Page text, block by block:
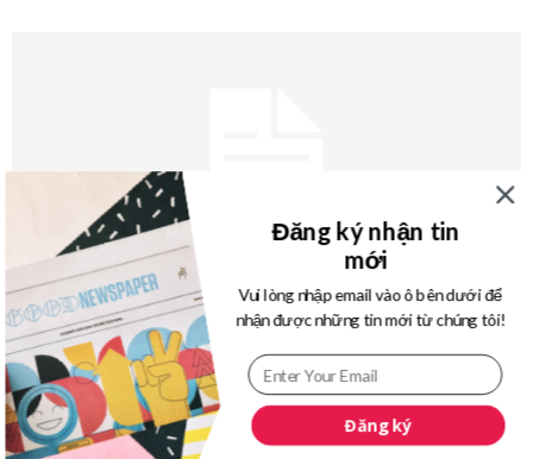
KHÁCH HÀNG NIHON FUKUSHIKAI TẠI
FUKUOKA – NHẬT BẢN TUYỂN 03...
JW Gifthouse 07/11/2018
Đăng ký
Đăng ký nhận tin
mới
Vui lòng nhập email vào ô bên dưới để
nhận được những tin mới từ chúng tôi!